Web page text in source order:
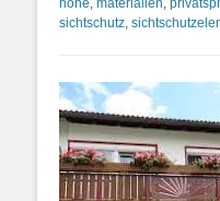
sichtschutz